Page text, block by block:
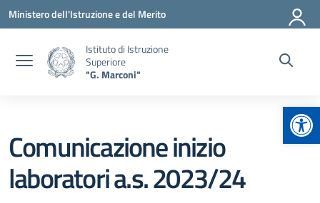
Vai ai contenuti
Vai al menu di navigazione
Vai al footer
Ministero dell'Istruzione e del Merito
Istituto di Istruzione
Superiore
"G. Marconi"
Comunicazione inizio
laboratori a.s. 2023/24